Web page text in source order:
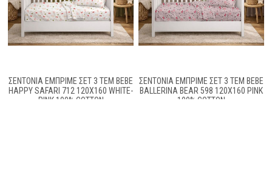
ΣΕΝΤΌΝΙΑ ΕΜΠΡΙΜΈ ΣΕΤ 3 ΤΕΜ BEBE
HAPPY SAFARI 712 120X160 WHITE-
PINK 100% COTTON
ΣΕΝΤΌΝΙΑ ΕΜΠΡΙΜΈ ΣΕΤ 3 ΤΕΜ BEBE
BALLERINA BEAR 598 120X160 PINK
100% COTTON